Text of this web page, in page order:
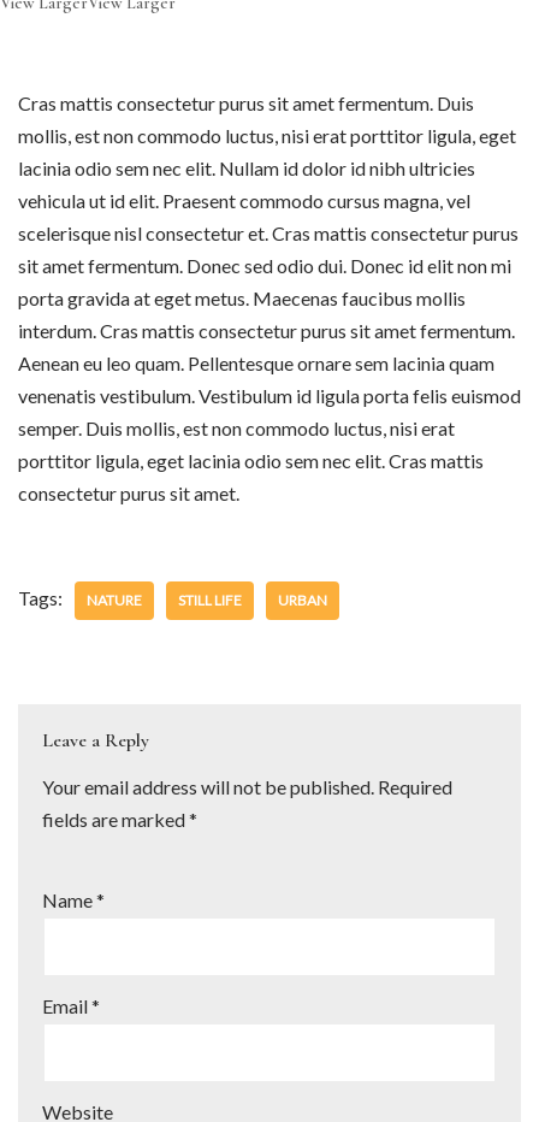
Cras mattis consectetur purus sit amet fermentum. Duis
mollis, est non commodo luctus, nisi erat porttitor ligula, eget
lacinia odio sem nec elit. Nullam id dolor id nibh ultricies
vehicula ut id elit. Praesent commodo cursus magna, vel
scelerisque nisl consectetur et. Cras mattis consectetur purus
sit amet fermentum. Donec sed odio dui. Donec id elit non mi
porta gravida at eget metus. Maecenas faucibus mollis
interdum. Cras mattis consectetur purus sit amet fermentum.
Aenean eu leo quam. Pellentesque ornare sem lacinia quam
venenatis vestibulum. Vestibulum id ligula porta felis euismod
semper. Duis mollis, est non commodo luctus, nisi erat
porttitor ligula, eget lacinia odio sem nec elit. Cras mattis
consectetur purus sit amet.
Tags: NATURE STILL LIFE URBAN
Leave a Reply
Your email address will not be published. Required
fields are marked*
Name*
Email*
Website